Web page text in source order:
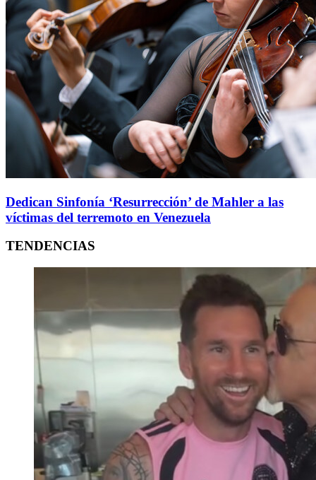
Dedican Sinfonía ‘Resurrección’ de Mahler a las
víctimas del terremoto en Venezuela
TENDENCIAS